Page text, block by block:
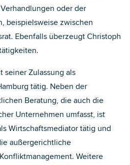
oder der
beispielsweise zwischen
Ebenfalls überzeugt Christoph
seiner Zulassung als
tätig. Neben der
Beratung, die auch die
Unternehmen umfasst, ist
Wirtschaftsmediator tätig und
außergerichtliche
Weitere